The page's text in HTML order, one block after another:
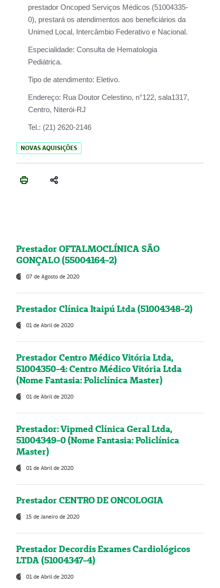
prestador Oncoped Serviços Médicos (51004335-
0), prestará os atendimentos aos beneficiários da
Unimed Local, Intercâmbio Federativo e Nacional.
Especialidade: Consulta de Hematologia
Pediátrica.
Tipo de atendimento: Eletivo.
Endereço: Rua Doutor Celestino, n°122, sala1317,
Centro, Niterói-RJ
Tel.: (21) 2620-2146
NOVAS AQUISIÇÕES
Prestador OFTALMOCLÍNICA SÃO
GONÇALO (55004164-2)
07 de Agosto de 2020
Prestador Clínica Itaipú Ltda (51004348-2)
01 de Abril de 2020
Prestador Centro Médico Vitória Ltda,
51004350-4: Centro Médico Vitória Ltda
(Nome Fantasia: Policlínica Master)
01 de Abril de 2020
Prestador: Vipmed Clínica Geral Ltda,
51004349-0 (Nome Fantasia: Policlínica
Master)
01 de Abril de 2020
Prestador CENTRO DE ONCOLOGIA
15 de Janeiro de 2020
Prestador Decordis Exames Cardiológicos
LTDA (51004347-4)
01 de Abril de 2020